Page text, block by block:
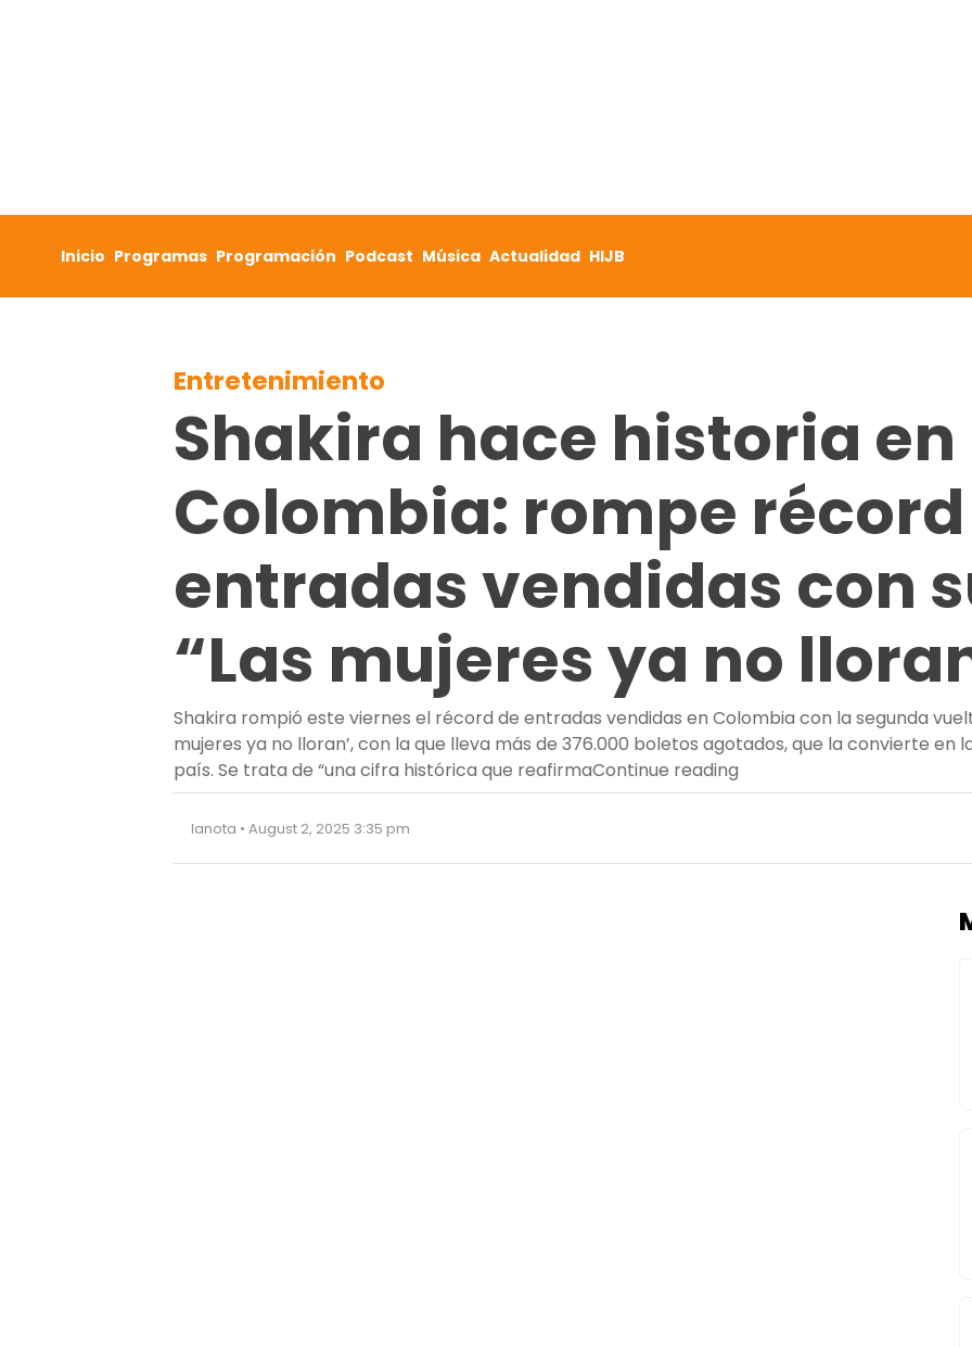
Inicio Programas Programación Podcast Música Actualidad HIJB
Entretenimiento
Shakira hace historia en
Colombia: rompe
entradas vendidas con
“Las mujeres ya no
Shakira rompió este viernes el récord de entradas vendidas en Colombia con la segunda
mujeres ya no lloran’, con la que lleva más de 376.000 boletos agotados, que la convierte en
país. Se trata de “una cifra histórica que reafirmaContinue reading
lanota • August 2, 2025 3:35 pm